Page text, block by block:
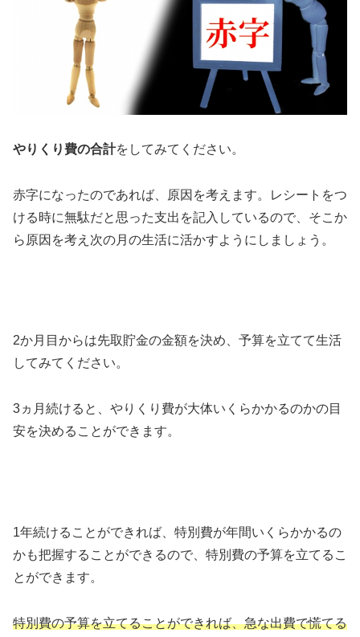
やりくり費の合計をしてみてください。
赤字になったのであれば、原因を考えます。レシートをつ
ける時に無駄だと思った支出を記入しているので、そこか
ら原因を考え次の月の生活に活かすようにしましょう。
2か月目からは先取貯金の金額を決め、予算を立てて生活
してみてください。
3ヵ月続けると、やりくり費が大体いくらかかるのかの目
安を決めることができます。
1年続けることができれば、特別費が年間いくらかかるの
かも把握することができるので、特別費の予算を立てるこ
とができます。
特別費の予算を立てることができれば、急な出費で慌てる